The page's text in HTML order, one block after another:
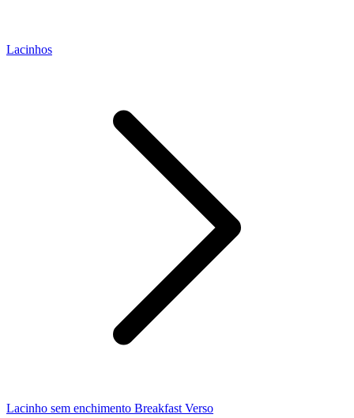
Lacinhos
Lacinho sem enchimento Breakfast Verso